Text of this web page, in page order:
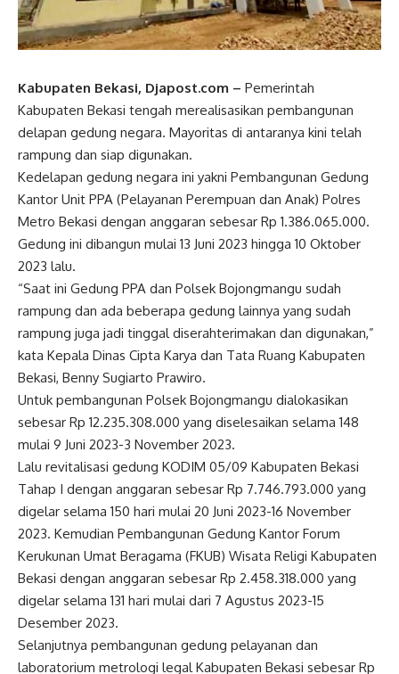
Kabupaten Bekasi, Djapost.com – Pemerintah
Kabupaten Bekasi tengah merealisasikan pembangunan
delapan gedung negara. Mayoritas di antaranya kini telah
rampung dan siap digunakan.
Kedelapan gedung negara ini yakni Pembangunan Gedung
Kantor Unit PPA (Pelayanan Perempuan dan Anak) Polres
Metro Bekasi dengan anggaran sebesar Rp 1.386.065.000.
Gedung ini dibangun mulai 13 Juni 2023 hingga 10 Oktober
2023 lalu.
“Saat ini Gedung PPA dan Polsek Bojongmangu sudah
rampung dan ada beberapa gedung lainnya yang sudah
rampung juga jadi tinggal diserahterimakan dan digunakan,”
kata Kepala Dinas Cipta Karya dan Tata Ruang Kabupaten
Bekasi, Benny Sugiarto Prawiro.
Untuk pembangunan Polsek Bojongmangu dialokasikan
sebesar Rp 12.235.308.000 yang diselesaikan selama 148
mulai 9 Juni 2023-3 November 2023.
Lalu revitalisasi gedung KODIM 05/09 Kabupaten Bekasi
Tahap I dengan anggaran sebesar Rp 7.746.793.000 yang
digelar selama 150 hari mulai 20 Juni 2023-16 November
2023. Kemudian Pembangunan Gedung Kantor Forum
Kerukunan Umat Beragama (FKUB) Wisata Religi Kabupaten
Bekasi dengan anggaran sebesar Rp 2.458.318.000 yang
digelar selama 131 hari mulai dari 7 Agustus 2023-15
Desember 2023.
Selanjutnya pembangunan gedung pelayanan dan
laboratorium metrologi legal Kabupaten Bekasi sebesar Rp